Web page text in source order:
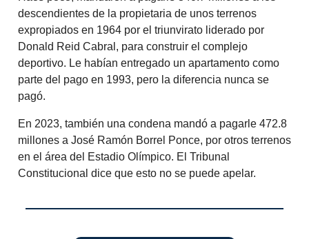
descendientes de la propietaria de unos terrenos
expropiados en 1964 por el triunvirato liderado por
Donald Reid Cabral, para construir el complejo
deportivo. Le habían entregado un apartamento como
parte del pago en 1993, pero la diferencia nunca se
pagó.
En 2023, también una condena mandó a pagarle 472.8
millones a José Ramón Borrel Ponce, por otros terrenos
en el área del Estadio Olímpico. El Tribunal
Constitucional dice que esto no se puede apelar.